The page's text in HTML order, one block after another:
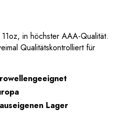
in höchster AAA-Qualität.
Qualitätskontrolliert für
Lager